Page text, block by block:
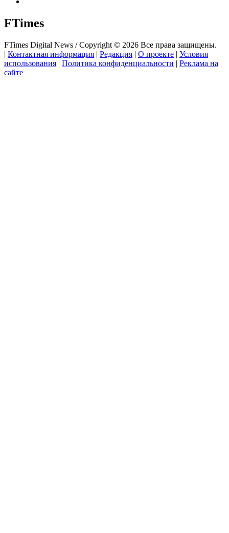
FTimes
FTimes Digital News / Copyright © 2026 Все права защищены.
| Контактная информация | Редакция | О проекте | Условия
использования | Политика конфиденциальности | Реклама на
сайте